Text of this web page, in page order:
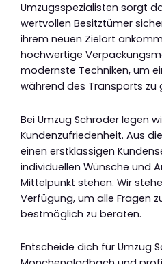
Umzugsspezialisten sorgt
wertvollen Besitztümer
ihrem neuen Zielort
hochwertige
modernste Techniken, um
während des Transports zu
Bei Umzug Schröder legen
Kundenzufriedenheit. Aus
einen erstklassigen
individuellen Wünsche und
Mittelpunkt stehen. Wir
Verfügung, um alle Fragen
bestmöglich zu beraten.
Entscheide dich für Umzug